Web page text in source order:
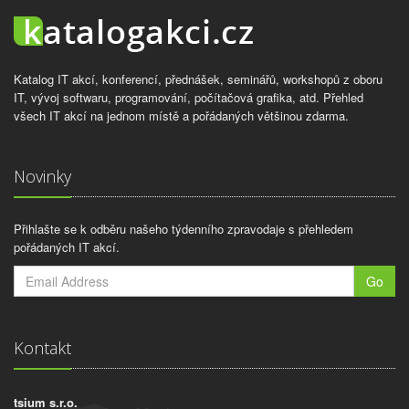
Katalog IT akcí, konferencí, přednášek, seminářů, workshopů z oboru
IT, vývoj softwaru, programování, počítačová grafika, atd. Přehled
všech IT akcí na jednom místě a pořádaných většinou zdarma.
Novinky
Přihlašte se k odběru našeho týdenního zpravodaje s přehledem
pořádaných IT akcí.
Go
Kontakt
tsium s.r.o.